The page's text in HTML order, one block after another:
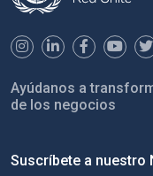
Ayúdanos a
de los negocios
Suscríbete a nuestro